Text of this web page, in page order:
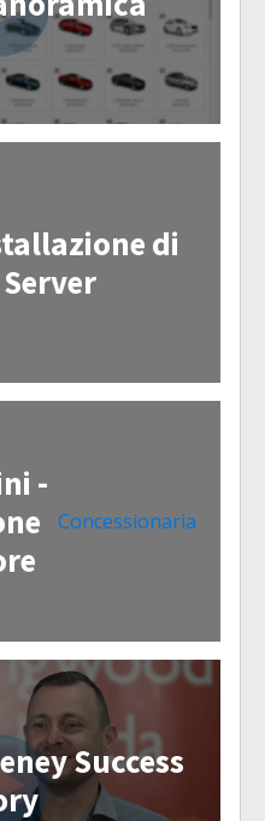
di
Server
-
Concessionaria
Success